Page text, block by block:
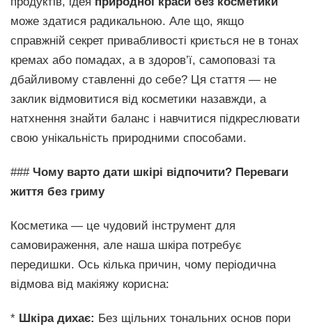
може здатися радикальною. Але що, якщо
справжній секрет привабливості криється не в тонах
кремах або помадах, а в здоров’ї, самоповазі та
дбайливому ставленні до себе? Ця стаття — не
заклик відмовитися від косметики назавжди, а
натхнення знайти баланс і навчитися підкреслювати
свою унікальність природними способами.
### Чому варто дати шкірі відпочити? Переваги
життя без гриму
Косметика — це чудовий інструмент для
самовираження, але наша шкіра потребує
передишки. Ось кілька причин, чому періодична
відмова від макіяжу корисна:
* Шкіра дихає: Без щільних тональних основ пори